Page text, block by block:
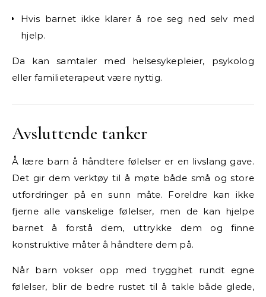
Hvis barnet ikke klarer å roe seg ned selv med
hjelp.
Da kan samtaler med helsesykepleier, psykolog
eller familieterapeut være nyttig.
Avsluttende tanker
Å lære barn å håndtere følelser er en livslang gave.
Det gir dem verktøy til å møte både små og store
utfordringer på en sunn måte. Foreldre kan ikke
fjerne alle vanskelige følelser, men de kan hjelpe
barnet å forstå dem, uttrykke dem og finne
konstruktive måter å håndtere dem på.
Når barn vokser opp med trygghet rundt egne
følelser, blir de bedre rustet til å takle både glede,